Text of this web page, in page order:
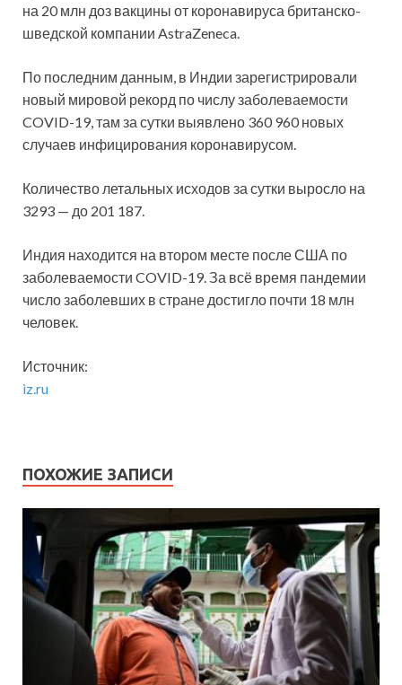
на 20 млн доз вакцины от коронавируса британско-
шведской компании AstraZeneca.
По последним данным, в Индии зарегистрировали
новый мировой рекорд по числу заболеваемости
COVID-19, там за сутки выявлено 360 960 новых
случаев инфицирования коронавирусом.
Количество летальных исходов за сутки выросло на
3293 — до 201 187.
Индия находится на втором месте после США по
заболеваемости COVID-19. За всё время пандемии
число заболевших в стране достигло почти 18 млн
человек.
Источник:
iz.ru
ПОХОЖИЕ ЗАПИСИ